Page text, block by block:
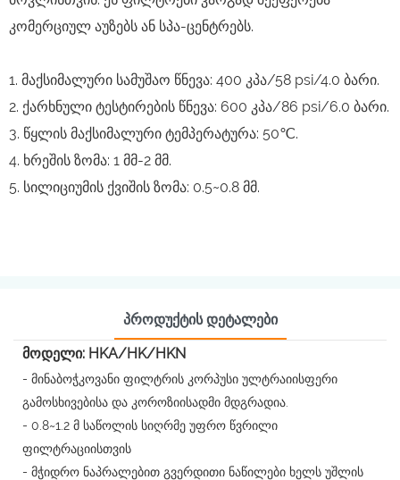
კომერციულ აუზებს ან სპა-ცენტრებს.
1. მაქსიმალური სამუშაო წნევა: 400 კპა/58 psi/4.0 ბარი.
2. ქარხნული ტესტირების წნევა: 600 კპა/86 psi/6.0 ბარი.
3. წყლის მაქსიმალური ტემპერატურა: 50℃.
4. ხრეშის ზომა: 1 მმ-2 მმ.
5. სილიციუმის ქვიშის ზომა: 0.5~0.8 მმ.
Პროდუქტის Დეტალები
მოდელი: HKA/HK/HKN
- მინაბოჭკოვანი ფილტრის კორპუსი ულტრაიისფერი
გამოსხივებისა და კოროზიისადმი მდგრადია.
- 0.8~1.2 მ საწოლის სიღრმე უფრო წვრილი
ფილტრაციისთვის
- მჭიდრო ნაპრალებით გვერდითი ნაწილები ხელს უშლის